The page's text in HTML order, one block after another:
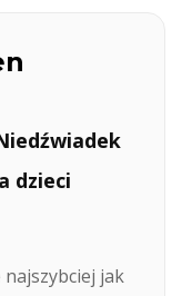
dzieci
jak